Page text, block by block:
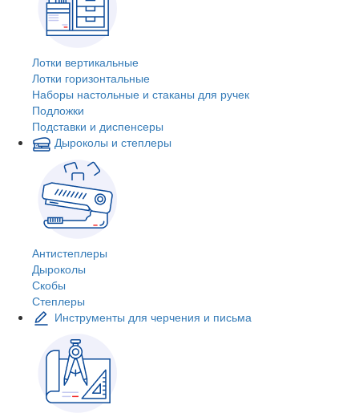
Лотки вертикальные
Лотки горизонтальные
Наборы настольные и стаканы для ручек
Подложки
Подставки и диспенсеры
Дыроколы и степлеры
Антистеплеры
Дыроколы
Скобы
Степлеры
Инструменты для черчения и письма